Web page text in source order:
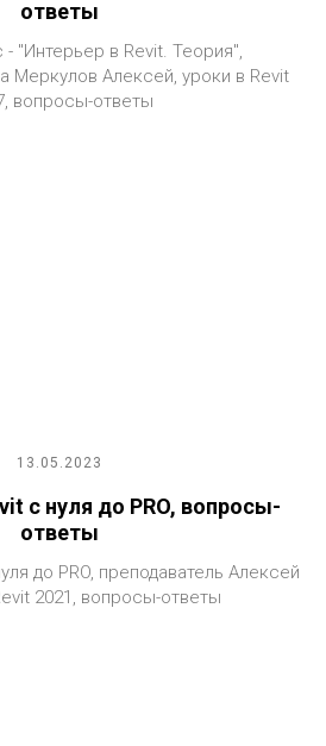
ответы
"Интерьер в Revit. Теория",
Меркулов Алексей, уроки в Revit
вопросы-ответы
13.05.2023
с нуля до PRO, вопросы-
ответы
до PRO, преподаватель Алексей
2021, вопросы-ответы